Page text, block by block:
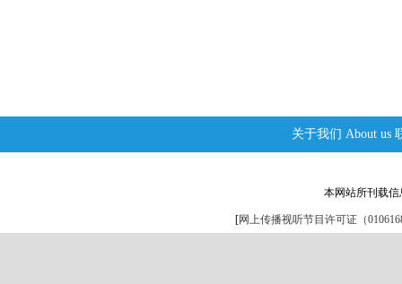
关于我们 About us
本网站所刊载
[网上传播视听节目许可证（